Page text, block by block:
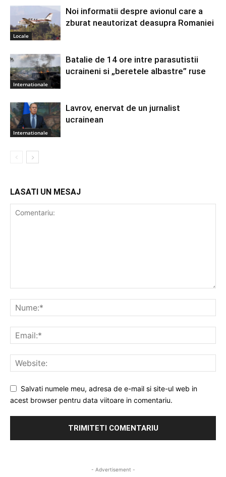
Locale
Noi informatii despre avionul care a
zburat neautorizat deasupra Romaniei
Internationale
Batalie de 14 ore intre parasutistii
ucraineni si „beretele albastre” ruse
Internationale
Lavrov, enervat de un jurnalist
ucrainean
LASATI UN MESAJ
Salvati numele meu, adresa de e-mail si site-ul web in
acest browser pentru data viitoare in comentariu.
- Advertisement -